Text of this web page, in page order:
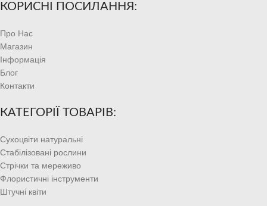
КОРИСНІ ПОСИЛАННЯ:
Про Нас
Магазин
Інформація
Блог
Контакти
КАТЕГОРІЇ ТОВАРІВ:
Сухоцвіти натуральні
Стабілізовані рослини
Стрічки та мереживо
Флористичні інструменти
Штучні квіти